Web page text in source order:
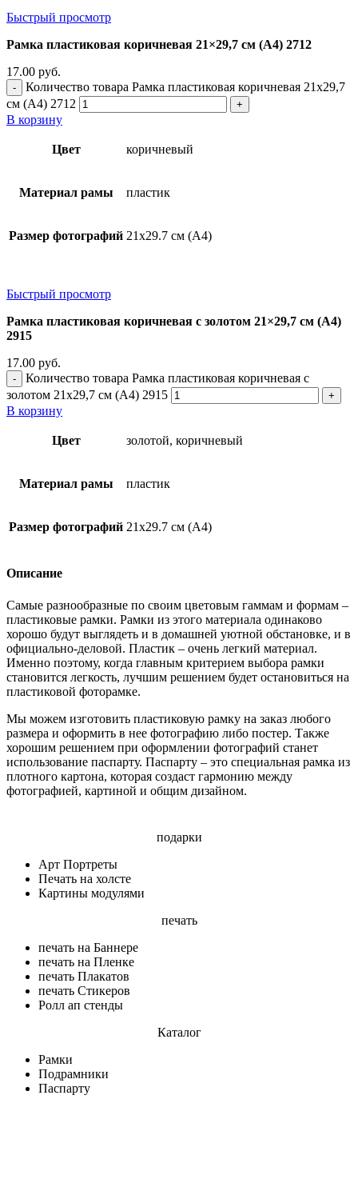
Быстрый просмотр
Рамка пластиковая коричневая 21×29,7 см (А4) 2712
17.00 руб.
Количество товара Рамка пластиковая коричневая 21x29,7
см (А4) 2712
В корзину
Цвет коричневый
Материал рамы пластик
Размер фотографий 21х29.7 см (А4)
Быстрый просмотр
Рамка пластиковая коричневая с золотом 21×29,7 см (А4)
2915
17.00 руб.
Количество товара Рамка пластиковая коричневая с
золотом 21x29,7 см (А4) 2915
В корзину
Цвет золотой, коричневый
Материал рамы пластик
Размер фотографий 21х29.7 см (А4)
Описание
Самые разнообразные по своим цветовым гаммам и формам –
пластиковые рамки. Рамки из этого материала одинаково
хорошо будут выглядеть и в домашней уютной обстановке, и в
официально-деловой. Пластик – очень легкий материал.
Именно поэтому, когда главным критерием выбора рамки
становится легкость, лучшим решением будет остановиться на
пластиковой фоторамке.
Мы можем изготовить пластиковую рамку на заказ любого
размера и оформить в нее фотографию либо постер. Также
хорошим решением при оформлении фотографий станет
использование паспарту. Паспарту – это специальная рамка из
плотного картона, которая создаст гармонию между
фотографией, картиной и общим дизайном.
подарки
Арт Портреты
Печать на холсте
Картины модулями
печать
печать на Баннере
печать на Пленке
печать Плакатов
печать Стикеров
Ролл ап стенды
Каталог
Рамки
Подрамники
Паспарту